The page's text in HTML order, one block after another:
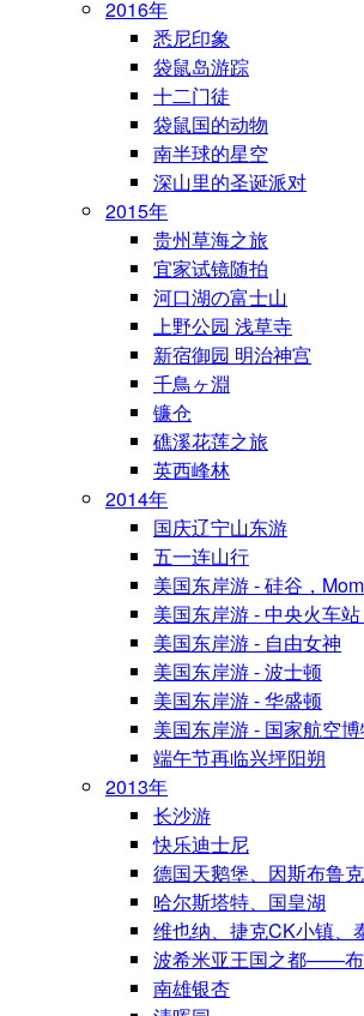
2016年
悉尼印象
袋鼠岛游踪
十二门徒
袋鼠国的动物
南半球的星空
深山里的圣诞派对
2015年
贵州草海之旅
宜家试镜随拍
河口湖の富士山
上野公园 浅草寺
新宿御园 明治神宫
千鳥ヶ淵
镰仓
礁溪花莲之旅
英西峰林
2014年
国庆辽宁山东游
五一连山行
美国东岸游 - 硅谷，
美国东岸游 - 中央火车
美国东岸游 - 自由女神
美国东岸游 - 波士顿
美国东岸游 - 华盛顿
美国东岸游 - 国家航空
端午节再临兴坪阳朔
2013年
长沙游
快乐迪士尼
德国天鹅堡、因斯布鲁
哈尔斯塔特、国皇湖
维也纳、捷克CK小镇、
波希米亚王国之都——
南雄银杏